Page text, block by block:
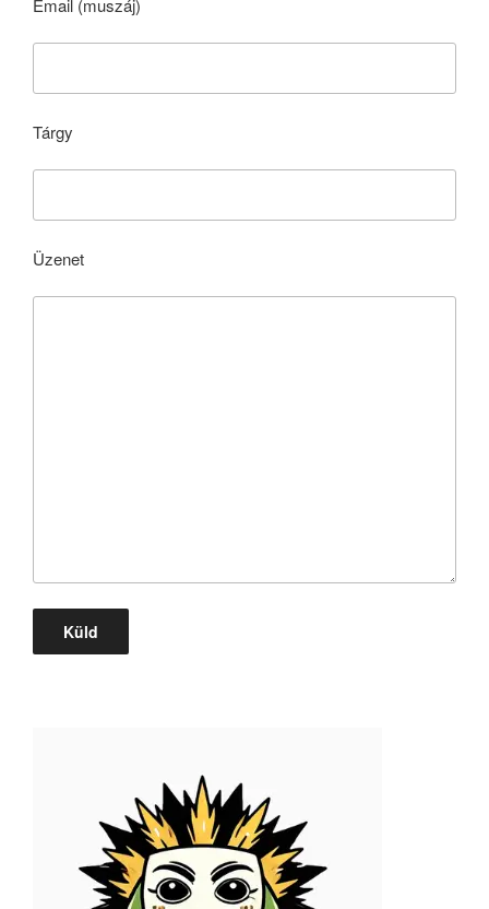
Email (muszáj)
Tárgy
Üzenet